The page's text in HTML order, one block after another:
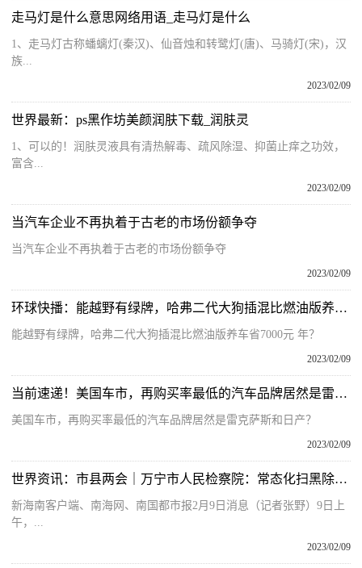
走马灯是什么意思网络用语_走马灯是什么
1、走马灯古称蟠螭灯(秦汉)、仙音烛和转鹭灯(唐)、马骑灯(宋)，汉
族...
2023/02/09
世界最新：ps黑作坊美颜润肤下载_润肤灵
1、可以的！润肤灵液具有清热解毒、疏风除湿、抑菌止痒之功效，
富含...
2023/02/09
当汽车企业不再执着于古老的市场份额争夺
当汽车企业不再执着于古老的市场份额争夺
2023/02/09
环球快播：能越野有绿牌，哈弗二代大狗插混比燃油版养车省7000元/年？
能越野有绿牌，哈弗二代大狗插混比燃油版养车省7000元 年？
2023/02/09
当前速递！美国车市，再购买率最低的汽车品牌居然是雷克萨斯和日产？
美国车市，再购买率最低的汽车品牌居然是雷克萨斯和日产？
2023/02/09
世界资讯：市县两会｜万宁市人民检察院：常态化扫黑除恶 从严惩治互联网金融、网络诈骗犯罪
新海南客户端、南海网、南国都市报2月9日消息（记者张野）9日上
午，...
2023/02/09